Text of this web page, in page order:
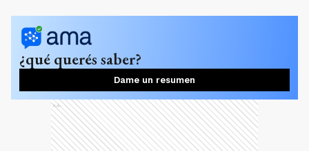
¿qué querés saber?
Dame un resumen
Ads